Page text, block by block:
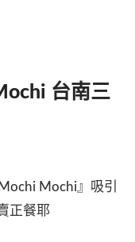
台南三
Mochi』吸引
正餐耶